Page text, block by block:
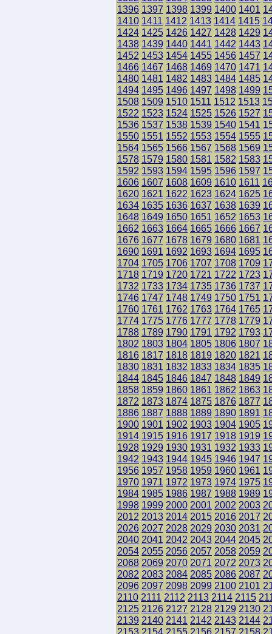
1396 1397 1398 1399 1400 1401
1410 1411 1412 1413 1414 1415
1424 1425 1426 1427 1428 1429
1438 1439 1440 1441 1442 1443
1452 1453 1454 1455 1456 1457
1466 1467 1468 1469 1470 1471
1480 1481 1482 1483 1484 1485
1494 1495 1496 1497 1498 1499
1508 1509 1510 1511 1512 1513
1522 1523 1524 1525 1526 1527
1536 1537 1538 1539 1540 1541
1550 1551 1552 1553 1554 1555
1564 1565 1566 1567 1568 1569
1578 1579 1580 1581 1582 1583
1592 1593 1594 1595 1596 1597
1606 1607 1608 1609 1610 1611
1620 1621 1622 1623 1624 1625
1634 1635 1636 1637 1638 1639
1648 1649 1650 1651 1652 1653
1662 1663 1664 1665 1666 1667
1676 1677 1678 1679 1680 1681
1690 1691 1692 1693 1694 1695
1704 1705 1706 1707 1708 1709
1718 1719 1720 1721 1722 1723
1732 1733 1734 1735 1736 1737
1746 1747 1748 1749 1750 1751
1760 1761 1762 1763 1764 1765
1774 1775 1776 1777 1778 1779
1788 1789 1790 1791 1792 1793
1802 1803 1804 1805 1806 1807
1816 1817 1818 1819 1820 1821
1830 1831 1832 1833 1834 1835
1844 1845 1846 1847 1848 1849
1858 1859 1860 1861 1862 1863
1872 1873 1874 1875 1876 1877
1886 1887 1888 1889 1890 1891
1900 1901 1902 1903 1904 1905
1914 1915 1916 1917 1918 1919
1928 1929 1930 1931 1932 1933
1942 1943 1944 1945 1946 1947
1956 1957 1958 1959 1960 1961
1970 1971 1972 1973 1974 1975
1984 1985 1986 1987 1988 1989
1998 1999 2000 2001 2002 2003
2012 2013 2014 2015 2016 2017
2026 2027 2028 2029 2030 2031
2040 2041 2042 2043 2044 2045
2054 2055 2056 2057 2058 2059
2068 2069 2070 2071 2072 2073
2082 2083 2084 2085 2086 2087
2096 2097 2098 2099 2100 2101
2110 2111 2112 2113 2114 2115
2125 2126 2127 2128 2129 2130
2139 2140 2141 2142 2143 2144
2153 2154 2155 2156 2157 2158